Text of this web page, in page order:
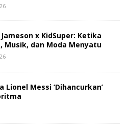
x KidSuper: Ketika
Musik, dan Moda Menyatu
Lionel Messi ‘Dihancurkan’